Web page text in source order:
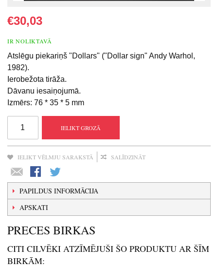
€30,03
IR NOLIKTAVĀ
Atslēgu piekariņš "Dollars" ("Dollar sign" Andy Warhol,
1982).
Ierobežota tirāža.
Dāvanu iesaiņojumā.
Izmērs: 76 * 35 * 5 mm
IELIKT GROZĀ
IELIKT VĒLMJU SARAKSTĀ SALĪDZINĀT
PAPILDUS INFORMĀCIJA
APSKATI
PRECES BIRKAS
CITI CILVĒKI ATZĪMĒJUŠI ŠO PRODUKTU AR ŠĪM
BIRKĀM: